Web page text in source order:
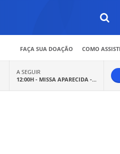
FAÇA SUA DOAÇÃO COMO
A SEGUIR
12:00H - MISSA APARECIDA -...